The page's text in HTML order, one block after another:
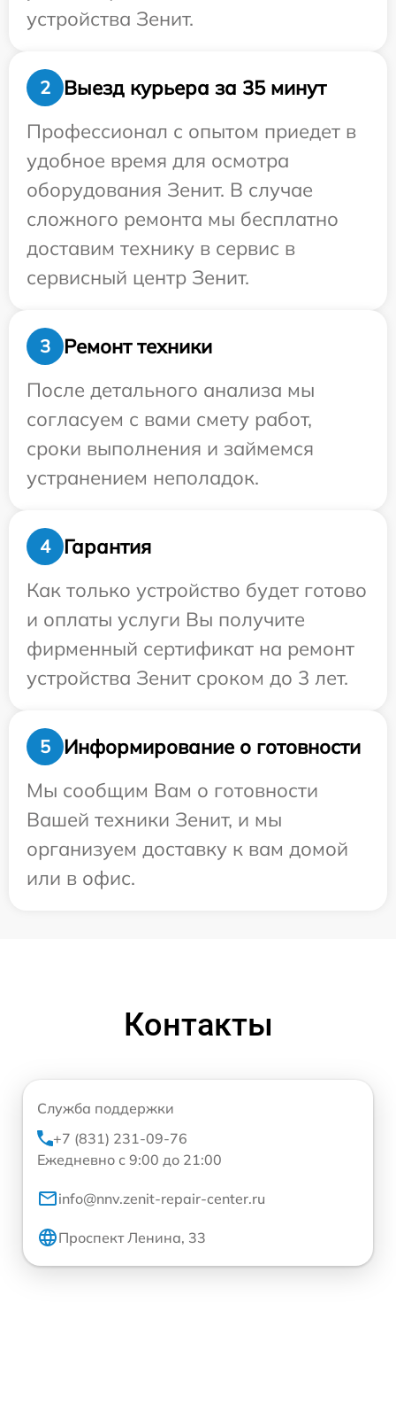
устройства Зенит.
2
Выезд курьера за 35 минут
Профессионал с опытом приедет в
удобное время для осмотра
оборудования Зенит. В случае
сложного ремонта мы бесплатно
доставим технику в сервис в
сервисный центр Зенит.
3
Ремонт техники
После детального анализа мы
согласуем с вами смету работ,
сроки выполнения и займемся
устранением неполадок.
4
Гарантия
Как только устройство будет готово
и оплаты услуги Вы получите
фирменный сертификат на ремонт
устройства Зенит сроком до 3 лет.
5
Информирование о готовности
Мы сообщим Вам о готовности
Вашей техники Зенит, и мы
организуем доставку к вам домой
или в офис.
Контакты
Служба поддержки
+7 (831) 231-09-76
Ежедневно с 9:00 до 21:00
info@nnv.zenit-repair-center.ru
Проспект Ленина, 33